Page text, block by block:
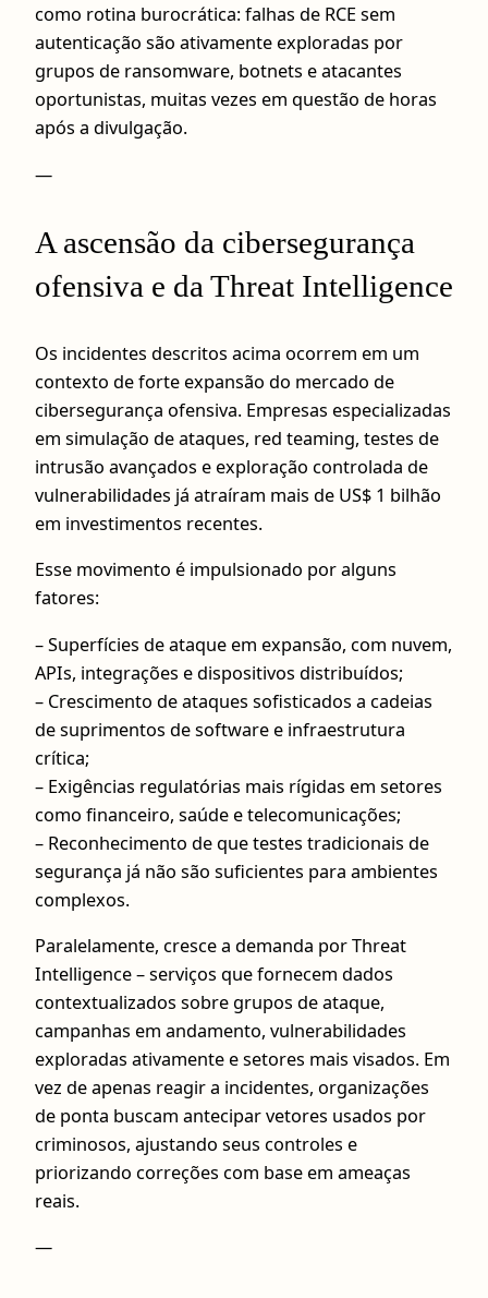
como rotina burocrática: falhas de RCE sem
autenticação são ativamente exploradas por
grupos de ransomware, botnets e atacantes
oportunistas, muitas vezes em questão de horas
após a divulgação.
—
A ascensão da cibersegurança
ofensiva e da Threat Intelligence
Os incidentes descritos acima ocorrem em um
contexto de forte expansão do mercado de
cibersegurança ofensiva. Empresas especializadas
em simulação de ataques, red teaming, testes de
intrusão avançados e exploração controlada de
vulnerabilidades já atraíram mais de US$ 1 bilhão
em investimentos recentes.
Esse movimento é impulsionado por alguns
fatores:
– Superfícies de ataque em expansão, com nuvem,
APIs, integrações e dispositivos distribuídos;
– Crescimento de ataques sofisticados a cadeias
de suprimentos de software e infraestrutura
crítica;
– Exigências regulatórias mais rígidas em setores
como financeiro, saúde e telecomunicações;
– Reconhecimento de que testes tradicionais de
segurança já não são suficientes para ambientes
complexos.
Paralelamente, cresce a demanda por Threat
Intelligence – serviços que fornecem dados
contextualizados sobre grupos de ataque,
campanhas em andamento, vulnerabilidades
exploradas ativamente e setores mais visados. Em
vez de apenas reagir a incidentes, organizações
de ponta buscam antecipar vetores usados por
criminosos, ajustando seus controles e
priorizando correções com base em ameaças
reais.
—